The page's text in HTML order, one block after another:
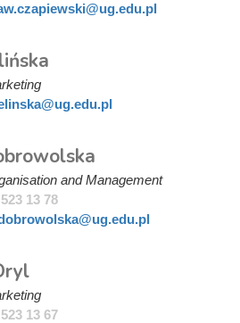
and Management
13 78
13 67